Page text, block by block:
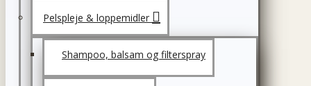
Pelspleje & loppemidler
Shampoo, balsam og filterspray